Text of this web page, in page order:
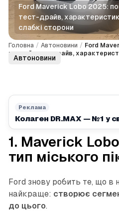
Ford Maverick Lobo 2025:
тест-драйв,
слабкі сторони
Головна / Автоновини / Ford
перший тест-драйв,
слабкі сторони
Реклама
Колаген DR.MAX — №1 у
Автоновини
1. Maverick
тип міського
Ford знову робить те, що в
найкраще: створює
до цього.